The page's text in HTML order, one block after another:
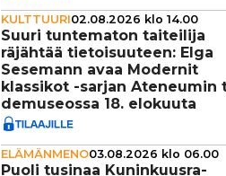
KULTTUURI02.08.2026 klo 14.00
Suuri tun­te­ma­ton tai­tei­lija
räjähtää tie­toi­suu­teen: Elga
Sesemann avaa Modernit
klassikot -sarjan Ateneumin
de­mu­se­ossa 18. elokuuta
ELÄMÄNMENO03.08.2026 klo 06.00
Puoli tusinaa Kunin­kuus­ra­